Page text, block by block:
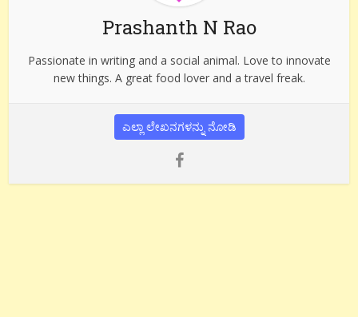
Prashanth N Rao
Passionate in writing and a social animal. Love to innovate
new things. A great food lover and a travel freak.
ಎಲ್ಲಾ ಲೇಖನಗಳನ್ನು ನೋಡಿ